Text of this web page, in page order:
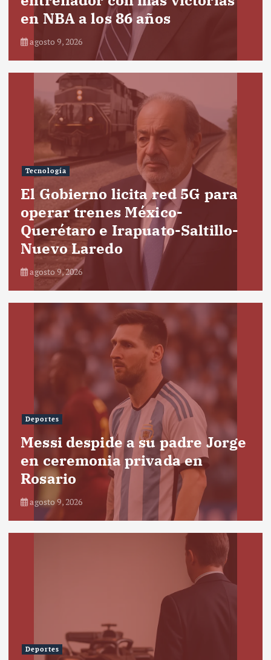
en NBA a los 86 años
agosto 9, 2026
Tecnología
El Gobierno licita red 5G para
operar trenes México-
Querétaro e Irapuato-Saltillo-
Nuevo Laredo
agosto 9, 2026
Deportes
Messi despide a su padre Jorge
en ceremonia privada en
Rosario
agosto 9, 2026
Deportes